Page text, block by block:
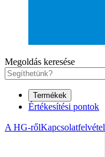
Megoldás keresése
Termékek
Értékesítési pontok
A HG-rőlKapcsolatfelvétel